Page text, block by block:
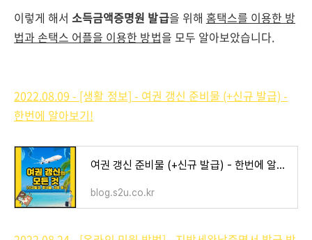
이렇게 해서소득금액증명원 발급을 위해 홈택스를 이용한 방
법과 손택스 어플을 이용한 방법을 모두 알아보았습니다.
2022.08.09 - [생활 정보] - 여권 갱신 준비물 (+신규 발급) -
한번에 알아보기!
여권 갱신 준비물 (+신규 발급) - 한번에 알아보기!
blog.s2u.co.kr